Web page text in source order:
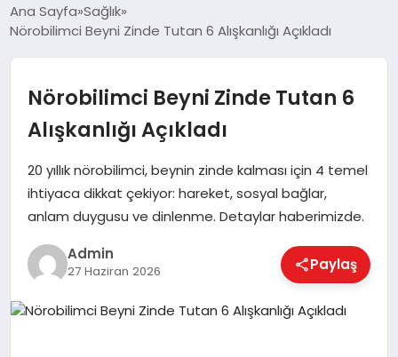
GÜNDEM
DÜNYA
EĞITIM
EKONOMI
MAGAZIN
Ana Sayfa Sağlık
Nörobilimci Beyni Zinde Tutan 6 Alışkanlığı Açıkladı
Nörobilimci Beyni Zinde Tutan 6
Alışkanlığı Açıkladı
20 yıllık nörobilimci, beynin zinde kalması için 4 temel
ihtiyaca dikkat çekiyor: hareket, sosyal bağlar,
anlam duygusu ve dinlenme. Detaylar haberimizde.
Admin
27 Haziran 2026 Paylaş